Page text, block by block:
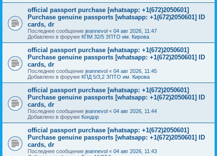
official passport purchase [whatsapp: +1(672)2050601]
Purchase genuine passports [whatsapp: +1(672)2050601] ID
cards, dr
Последнее сообщение jeannevol « 04 авг 2026, 11:47
Добавлено в форуме КПМ 32/5 ЗПТО им. Кирова
official passport purchase [whatsapp: +1(672)2050601]
Purchase genuine passports [whatsapp: +1(672)2050601] ID
cards, dr
Последнее сообщение jeannevol « 04 авг 2026, 11:45
Добавлено в форуме КПД 5/3,2 ЗПТО им. Кирова
official passport purchase [whatsapp: +1(672)2050601]
Purchase genuine passports [whatsapp: +1(672)2050601] ID
cards, dr
Последнее сообщение jeannevol « 04 авг 2026, 11:44
Добавлено в форуме Кондор
official passport purchase [whatsapp: +1(672)2050601]
Purchase genuine passports [whatsapp: +1(672)2050601] ID
cards, dr
Последнее сообщение jeannevol « 04 авг 2026, 11:43